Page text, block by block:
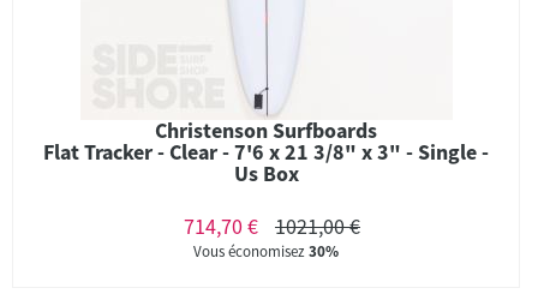
Christenson Surfboards
Flat Tracker - Clear - 7'6 x 21 3/8" x 3" - Single -
Us Box
714,70 €
1021,00 €
Vous économisez30%